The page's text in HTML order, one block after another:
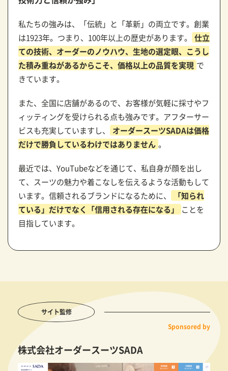
私たちの強みは、「伝統」と「革新」の両立です。創業
は1923年。つまり、100年以上の歴史があります。
仕立
ての技術、オーダーのノウハウ、生地の選定眼、こうし
た積み重ねがあるからこそ、価格以上の品質を実現 で
きています。
また、全国に店舗があるので、お客様が気軽に採寸やフ
ィッティングを受けられる点も強みです。アフターサー
ビスも充実していますし、
オーダースーツSADAは価格
だけで勝負しているわけではありません 。
最近では、YouTubeなどを通じて、私自身が顔を出し
て、スーツの魅力や着こなしを伝えるような活動もして
います。信頼されるブランドになるために、
「知られ
ている」だけでなく「信用される存在になる」
ことを
目指しています。
サイト監修
Sponsored by
株式会社オーダースーツSADA